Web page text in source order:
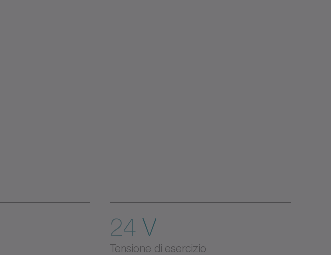
24 V
Tensione di esercizio